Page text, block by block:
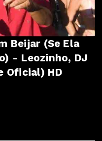
Beijar (Se Ela
- Leozinho, DJ
Oficial) HD